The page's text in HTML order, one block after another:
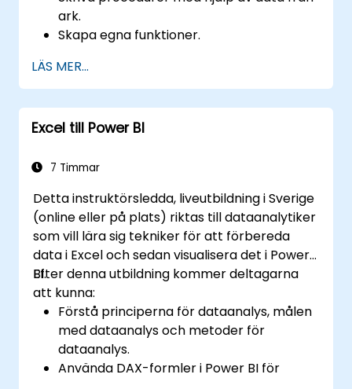
rapporter, budgetar, scheman, hantera data
och mer.
ark.
Skapa egna funktioner.
celluppdatering etc.) med hjälp av
hanterare.
Skapa en formulär.
LÄS MER...
Excel till Power BI
7 Timmar
Detta instruktörsledda, liveutbildning i Sverige
(online eller på plats) riktas till dataanalytiker
som vill lära sig tekniker för att förbereda
data i Excel och sedan visualisera det i Power
BI.
Efter denna utbildning kommer deltagarna
att kunna:
Förstå principerna för dataanalys, målen
med dataanalys och metoder för
dataanalys.
Använda DAX-formler i Power BI för